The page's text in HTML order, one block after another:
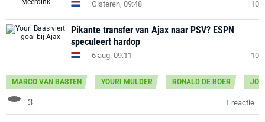
Gisteren, 09:48 10
Pikante transfer van Ajax naar PSV? ESPN
speculeert hardop
6 aug. 09:11 10
MARCO VAN BASTEN YOURI MULDER RONALD DE BOER
3 1 reactie